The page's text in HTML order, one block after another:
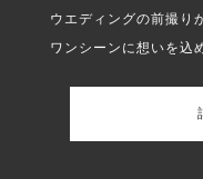
ウエディングの前撮り
ワンシーンに想いを込